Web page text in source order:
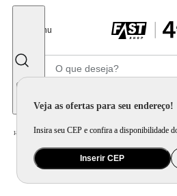
Menu
Veja as ofertas para seu endereço!
Insira seu CEP e confira a disponibilidade
Inserir CEP
Home Móveis e Decoração / Móveis para Sala de Estar / Sofá